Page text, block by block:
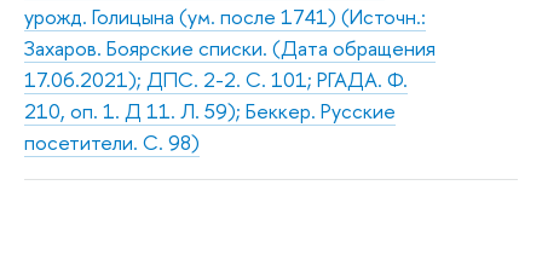
урожд. Голицына (ум. после 1741) (Источн.:
Захаров. Боярские списки. (Дата обращения
17.06.2021); ДПС. 2-2. С. 101; РГАДА. Ф.
210, оп. 1. Д 11. Л. 59); Беккер. Русские
посетители. С. 98)